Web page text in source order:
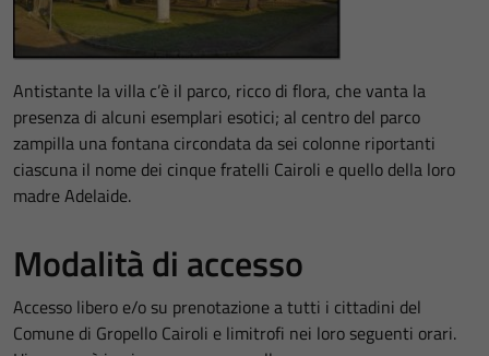
Antistante la villa c’è il parco, ricco di flora, che vanta la
presenza di alcuni esemplari esotici; al centro del parco
zampilla una fontana circondata da sei colonne riportanti
ciascuna il nome dei cinque fratelli Cairoli e quello della loro
madre Adelaide.
Modalità di accesso
Accesso libero e/o su prenotazione a tutti i cittadini del
Comune di Gropello Cairoli e limitrofi nei loro seguenti orari.